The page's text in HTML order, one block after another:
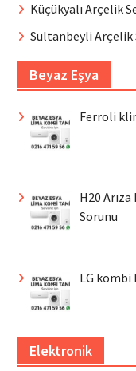
Küçükyalı Arçelik
Sultanbeyli Arçelik
Beyaz Eşya
Ferroli
H20
Sorunu
LG kombi
Elektronik